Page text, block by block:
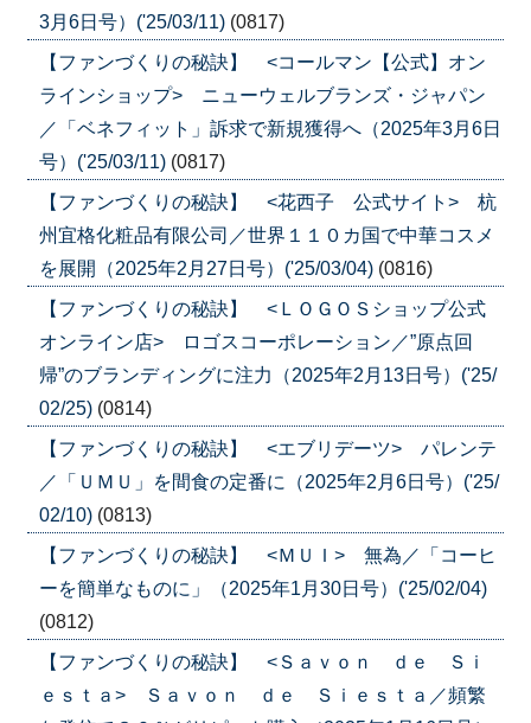
3月6日号）('25/03/11) (0817)
【ファンづくりの秘訣】 <コールマン【公式】オン
ラインショップ> ニューウェルブランズ・ジャパン
／「ベネフィット」訴求で新規獲得へ（2025年3月6日
号）('25/03/11) (0817)
【ファンづくりの秘訣】 <花西子 公式サイト> 杭
州宜格化粧品有限公司／世界１１０カ国で中華コスメ
を展開（2025年2月27日号）('25/03/04) (0816)
【ファンづくりの秘訣】 <ＬＯＧＯＳショップ公式
オンライン店> ロゴスコーポレーション／”原点回
帰”のブランディングに注力（2025年2月13日号）('25/
02/25) (0814)
【ファンづくりの秘訣】 <エブリデーツ> パレンテ
／「ＵＭＵ」を間食の定番に（2025年2月6日号）('25/
02/10) (0813)
【ファンづくりの秘訣】 <ＭＵＩ> 無為／「コーヒ
ーを簡単なものに」（2025年1月30日号）('25/02/04)
(0812)
【ファンづくりの秘訣】 <Ｓａｖｏｎ ｄｅ Ｓｉ
ｅｓｔａ> Ｓａｖｏｎ ｄｅ Ｓｉｅｓｔａ／頻繁